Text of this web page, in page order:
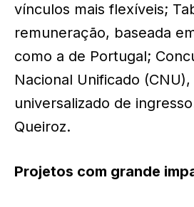
vínculos mais flexíveis;
remuneração, baseada
como a de Portugal;
Nacional Unificado
universalizado de
Queiroz.
Projetos com grande